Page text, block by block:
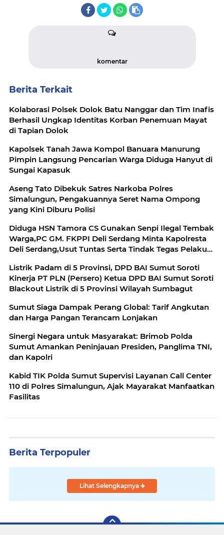
komentar
Berita Terkait
Kolaborasi Polsek Dolok Batu Nanggar dan Tim Inafis
Berhasil Ungkap Identitas Korban Penemuan Mayat
di Tapian Dolok
Kapolsek Tanah Jawa Kompol Banuara Manurung
Pimpin Langsung Pencarian Warga Diduga Hanyut di
Sungai Kapasuk
Aseng Tato Dibekuk Satres Narkoba Polres
Simalungun, Pengakuannya Seret Nama Ompong
yang Kini Diburu Polisi
Diduga HSN Tamora CS Gunakan Senpi Ilegal Tembak
Warga,PC GM. FKPPI Deli Serdang Minta Kapolresta
Deli Serdang,Usut Tuntas Serta Tindak Tegas Pelaku
Listrik Padam di 5 Provinsi, DPD BAI Sumut Soroti
Kinerja PT PLN (Persero) Ketua DPD BAI Sumut Soroti
Blackout Listrik di 5 Provinsi Wilayah Sumbagut
Sumut Siaga Dampak Perang Global: Tarif Angkutan
dan Harga Pangan Terancam Lonjakan
Sinergi Negara untuk Masyarakat: Brimob Polda
Sumut Amankan Peninjauan Presiden, Panglima TNI,
dan Kapolri
Kabid TIK Polda Sumut Supervisi Layanan Call Center
110 di Polres Simalungun, Ajak Mayarakat Manfaatkan
Fasilitas
Berita Terpopuler
Lihat Selengkapnya